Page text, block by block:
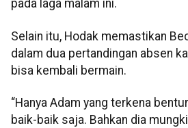
pada laga malam ini.
Selain itu, Hodak memastikan
dalam dua pertandingan absen
bisa kembali bermain.
“Hanya Adam yang terkena
baik-baik saja. Bahkan dia